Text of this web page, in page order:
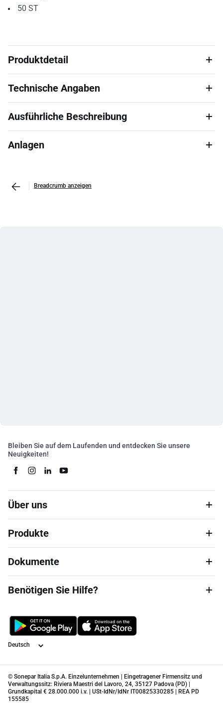
50 ST
Produktdetail
Technische Angaben
Ausführliche Beschreibung
Anlagen
Breadcrumb anzeigen
Bleiben Sie auf dem Laufenden und entdecken Sie unsere
Neuigkeiten!
Über uns
Produkte
Dokumente
Benötigen Sie Hilfe?
Sprache
© Sonepar Italia S.p.A. Einzelunternehmen | Eingetragener Firmensitz und
Verwaltungssitz: Riviera Maestri del Lavoro, 24, 35127 Padova (PD) |
Grundkapital € 28.000.000 i.v. | USt-IdNr/IdNr IT00825330285 | REA PD
155585